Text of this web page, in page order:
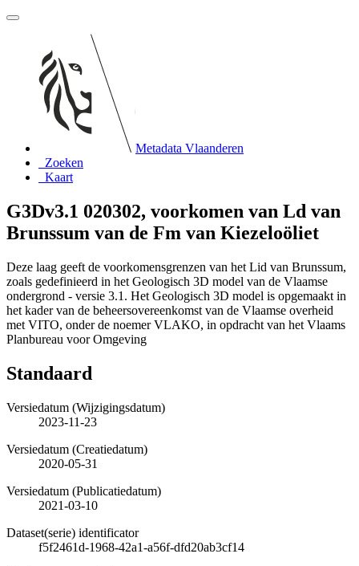
Metadata Vlaanderen
Zoeken
Kaart
G3Dv3.1 020302, voorkomen van Ld van
Brunssum van de Fm van Kiezeloöliet
Deze laag geeft de voorkomensgrenzen van het Lid van Brunssum,
zoals gedefinieerd in het Geologisch 3D model van de Vlaamse
ondergrond - versie 3.1. Het Geologisch 3D model is opgemaakt in
het kader van de beheersovereenkomst van de Vlaamse overheid
met VITO, onder de noemer VLAKO, in opdracht van het Vlaams
Planbureau voor Omgeving
Standaard
Versiedatum (Wijzigingsdatum)
2023-11-23
Versiedatum (Creatiedatum)
2020-05-31
Versiedatum (Publicatiedatum)
2021-03-10
Dataset(serie) identificator
f5f2461d-1968-42a1-a56f-dfd20ab3cf14